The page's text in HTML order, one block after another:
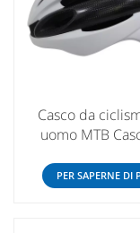
Casco da
uomo MTB
Casco da
leggero per bici
PER SAPERNE DI